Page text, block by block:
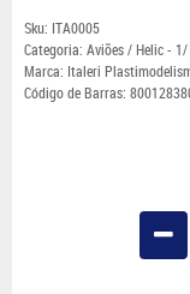
Sku: ITA0005
Categoria: Aviões / Helic -
Marca: Italeri
Código de Barras: